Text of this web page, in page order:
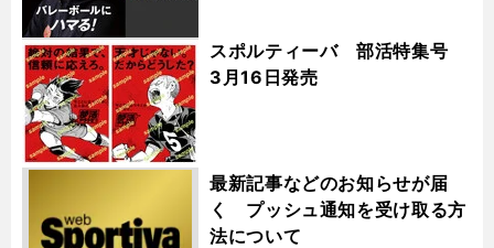
スポルティーバ 部活特集号
3月16日発売
最新記事などのお知らせが届
く プッシュ通知を受け取る方
法について